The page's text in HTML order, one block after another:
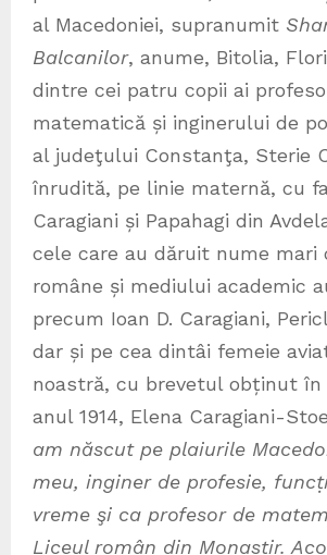
al Macedoniei, supranumit
Balcanilor, anume, Bitolia,
dintre cei patru copii ai
matematică și inginerului de
al judeţului Constanţa, Sterie
înrudită, pe linie maternă, cu
Caragiani și Papahagi din
cele care au dăruit nume mari
române și mediului academic
precum Ioan D. Caragiani,
dar și pe cea dintâi femeie
noastră, cu brevetul obținut în
anul 1914, Elena Caragiani-
am născut pe plaiurile
meu, inginer de profesie,
vreme şi ca profesor de
Liceul român din Monastir.